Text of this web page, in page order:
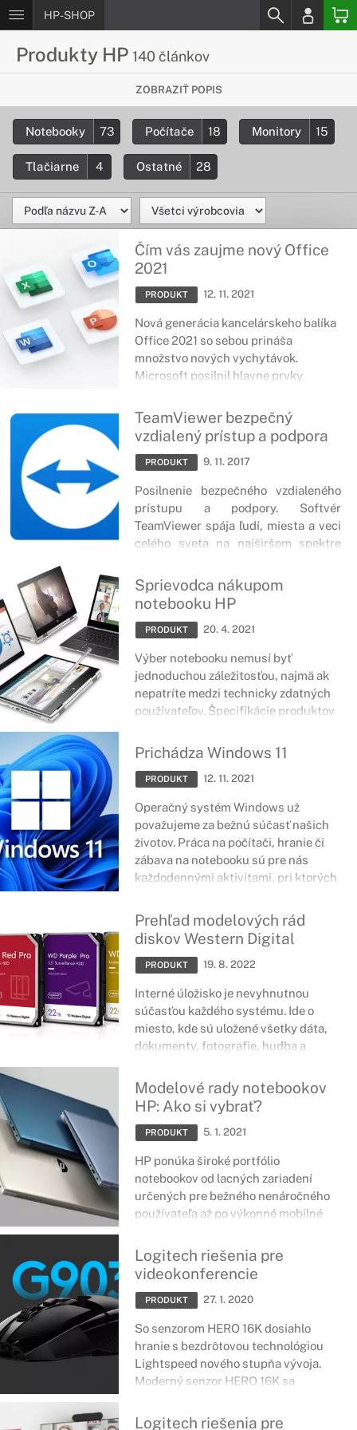
HP-SHOP
Produkty HP 140 článkov
Všetko, čo chceš vedieť o HP
produktoch
Všetky informácie týkajúce sa produktov HP. Podrobné
detaily o produktových technológiach a komponentoch.
ZOBRAZIŤ POPIS
Notebooky 73 Počítače 18 Monitory 15
Tlačiarne 4 Ostatné 28
Čím vás zaujme nový Office
2021
PRODUKT 12. 11. 2021
Nová generácia kancelárskeho balíka
Office 2021 so sebou prináša
množstvo nových vychytávok.
Microsoft posilnil hlavne prvky
komunikáciu či prácu na spoločných
projektoch. Medzi okamžite viditeľné
zmeny patria aj nové ikony či vzhľad
niektorých záložiek.
TeamViewer bezpečný
vzdialený prístup a podpora
PRODUKT 9. 11. 2017
Posilnenie bezpečného vzdialeného
prístupu a podpory. Softvér
TeamViewer spája ľudí, miesta a veci
celého sveta na najširšom spektre
Sprievodca nákupom
notebooku HP
PRODUKT 20. 4. 2021
Výber notebooku nemusí byť
jednoduchou záležitosťou, najmä ak
nepatríte medzi technicky zdatných
používateľov. Špecifikácie produktov
len nič nehovoriacou zmesou
notebook od HP do domácnosti,
náš sprievodca vám poradí, na čo sa
máte zamerať, aby ste si vybrali
notebook, ktorý bude vyhovovať
vašim potrebám.
Prichádza Windows 11
PRODUKT 12. 11. 2021
Operačný systém Windows už
považujeme za bežnú súčasť našich
životov. Práca na počítači, hranie či
zábava na notebooku sú pre nás
každodennými aktivitami, pri ktorých
Teraz však uzrel svetlo sveta
operačný systém Windows 11.
Prehľad modelových rád
diskov Western Digital
PRODUKT 19. 8. 2022
Interné úložisko je nevyhnutnou
súčasťou každého systému. Ide o
miesto, kde sú uložené všetky dáta,
dokumenty, fotografie, hudba a
na ňom nachádzajú aplikácie,
programy či operačný systém. V
prípade interných diskov svetového
lídra v oblasti digitálnych úložných
jednoducho identifikovať funkcie
jednotlivých modelových rád podľa
farby.
Modelové rady notebookov
HP: Ako si vybrať?
PRODUKT 5. 1. 2021
HP ponúka široké portfólio
notebookov od lacných zariadení
určených pre bežného nenáročného
používateľa až po výkonné mobilné
použitie. Či už hľadáte notebook na
prehliadanie internetu, prácu,
štúdium, štýlový výkonný laptop,
herný stroj alebo skutočne masívny
určite vyberiete.
Logitech riešenia pre
videokonferencie
PRODUKT 27. 1. 2020
So senzorom HERO 16K dosiahlo
hranie s bezdrôtovou technológiou
Lightspeed nového stupňa vývoja.
Moderný senzor HERO 16K sa
výkonnosťou a najnižšou spotrebou
Logitech riešenia pre